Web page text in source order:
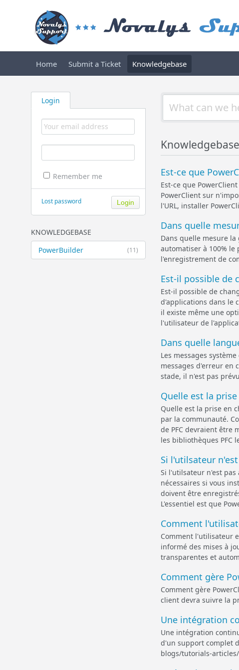
Home Submit a Ticket Knowledgebase
Login
Remember me
Lost password
KNOWLEDGEBASE
(11)
PowerBuilder
Est-ce que
Est-ce que
PowerClient sur
l'URL, installer
Dans quelle
Dans quelle mesure
automatiser à 100%
l'enregistrement de
Est-il possible de
Est-il possible de
d'applications dans le
il existe même une
l'utilisateur de
Dans quelle
Les messages
messages d'erreur en
stade, il n'est pas
Quelle est la
Quelle est la prise en
par la communauté.
de PFC devraient être
les bibliothèques PFC
Si l'utilsateur
Si l'utilsateur n'est pas
nécessaires si vous
doivent être
L'essentiel est que
Comment
Comment l'utilisateur
informé des mises à
transparentes et
Comment gère
Comment gère
client devra suivre la
Une intégration
Une intégration
d'un support complet
blogs/tutorials-